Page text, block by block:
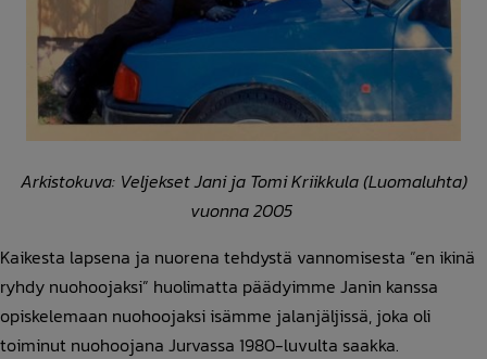
Arkistokuva: Veljekset Jani ja Tomi Kriikkula (Luomaluhta)
vuonna 2005
Kaikesta lapsena ja nuorena tehdystä vannomisesta ”en ikinä
ryhdy nuohoojaksi” huolimatta päädyimme Janin kanssa
opiskelemaan nuohoojaksi isämme jalanjäljissä, joka oli
toiminut nuohoojana Jurvassa 1980-luvulta saakka.